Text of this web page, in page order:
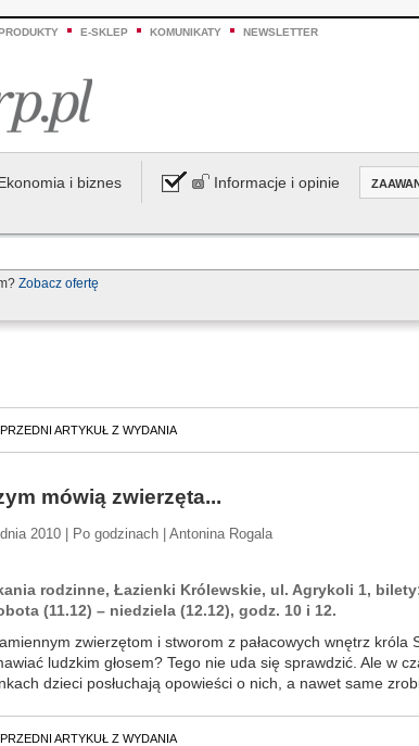
E-SKLEP KOMUNIKATY NEWSLETTER
i biznes Informacje i opinie
Zobacz ofertę
ARTYKUŁ Z WYDANIA
mówią zwierzęta...
2010 | Po godzinach | Antonina Rogala
rodzinne, Łazienki Królewskie, ul. Agrykoli 1,
(11.12) – niedziela (12.12), godz. 10 i 12.
zwierzętom i stworom z pałacowych wnętrz króla
ludzkim głosem? Tego nie uda się sprawdzić. Ale w
dzieci posłuchają opowieści o nich, a nawet same
ARTYKUŁ Z WYDANIA